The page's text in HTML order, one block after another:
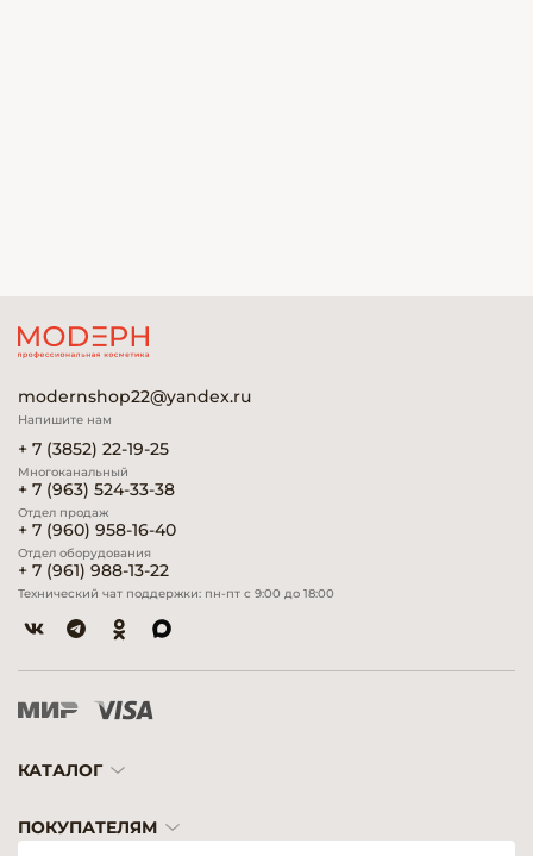
modernshop22@yandex.ru
Напишите нам
+ 7 (3852) 22-19-25
Многоканальный
+ 7 (963) 524-33-38
Отдел продаж
+ 7 (960) 958-16-40
Отдел оборудования
+ 7 (961) 988-13-22
Технический чат поддержки: пн-пт с 9:00 до 18:00
КАТАЛОГ
ПОКУПАТЕЛЯМ